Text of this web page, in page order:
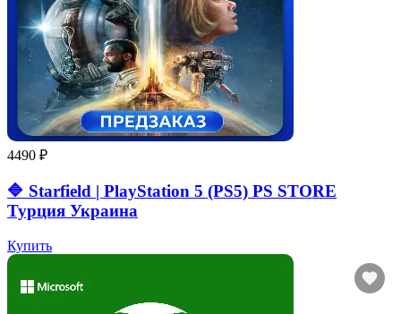
4490 ₽
🔷 Starfield | PlayStation 5 (PS5) PS STORE
Турция Украина
Купить